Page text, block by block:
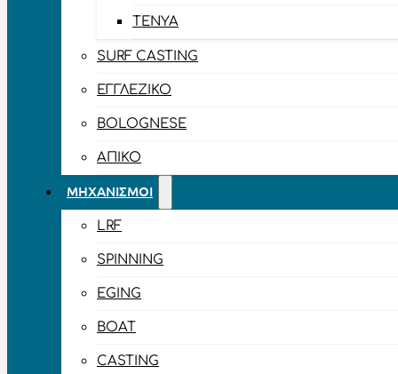
TENYA
SURF CASTING
ΕΓΓΛΈΖΙΚΟ
BOLOGNESE
ΑΠΊΚΟ
ΜΗΧΑΝΙΣΜΟΊ
LRF
SPINNING
EGING
BOAT
CASTING